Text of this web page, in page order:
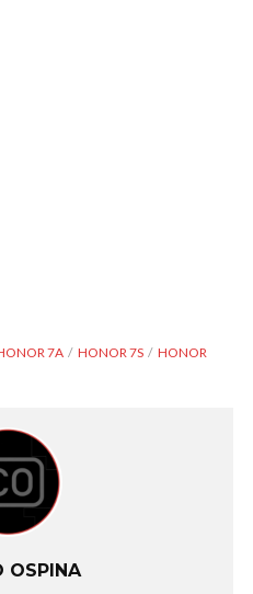
7A HONOR 7S
HONOR
OSPINA